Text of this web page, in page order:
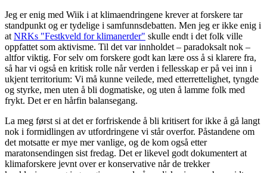
Jeg er enig med Wiik i at klimaendringene krever at forskere tar
standpunkt og er tydelige i samfunnsdebatten. Men jeg er ikke enig i
at NRKs "Festkveld for klimanerder" skulle endt i det folk ville
oppfattet som aktivisme. Til det var innholdet – paradoksalt nok –
altfor viktig. For selv om forskere godt kan lære oss å si klarere fra,
så har vi også en kritisk rolle når verden i fellesskap er på vei inn i
ukjent territorium: Vi må kunne veilede, med etterrettelighet, tyngde
og styrke, men uten å bli dogmatiske, og uten å lamme folk med
frykt. Det er en hårfin balansegang.
La meg først si at det er forfriskende å bli kritisert for ikke å gå langt
nok i formidlingen av utfordringene vi står overfor. Påstandene om
det motsatte er mye mer vanlige, og de kom også etter
maratonsendingen sist fredag. Det er likevel godt dokumentert at
klimaforskere jevnt over er konservative når de trekker